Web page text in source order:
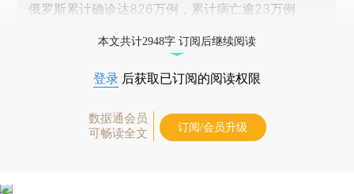
俄罗斯累计确诊达826万例，累计病亡逾23万例
本文共计2948字 订阅后继续阅读
登录 后获取已订阅的阅读权限
数据通会员
可畅读全文
订阅/会员升级